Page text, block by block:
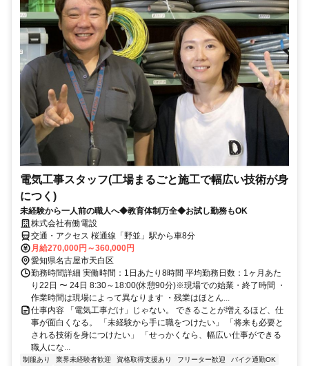
電気工事スタッフ(工場まるごと施工で幅広い技術が身
につく)
未経験から一人前の職人へ◆教育体制万全◆お試し勤務もOK
株式会社有働電設
交通・アクセス 桜通線「野並」駅から車8分
月給270,000円～360,000円
愛知県名古屋市天白区
勤務時間詳細 実働時間：1日あたり8時間 平均勤務日数：1ヶ月あた
り22日 〜 24日 8:30～18:00(休憩90分)※現場での始業・終了時間 ・
作業時間は現場によって異なります ・残業はほとん...
仕事内容 「電気工事だけ」じゃない。 できることが増えるほど、仕
事が面白くなる。 「未経験から手に職をつけたい」 「将来も必要と
される技術を身につけたい」 「せっかくなら、幅広い仕事ができる
職人にな...
制服あり 業界未経験者歓迎 資格取得支援あり フリーター歓迎
バイク通勤OK